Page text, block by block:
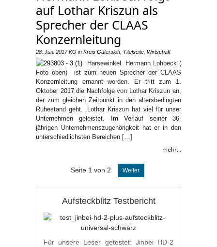
auf Lothar Kriszun als
Sprecher der CLAAS
Konzernleitung
28. Juni 2017 KO in Kreis Gütersloh Titelseite Wirtschaft
Harsewinkel. Hermann Lohbeck (
Foto oben) ist zum neuen Sprecher der CLAAS
Konzernleitung ernannt worden. Er tritt zum 1.
Oktober 2017 die Nachfolge von Lothar Kriszun an,
der zum gleichen Zeitpunkt in den altersbedingten
Ruhestand geht. „Lothar Kriszun hat viel für unser
Unternehmen geleistet. Im Verlauf seiner 36-
jährigen Unternehmenszugehörigkeit hat er in den
unterschiedlichsten Bereichen […]
mehr...
Seite 1 von 2 Weiter
Aufsteckblitz Testbericht
Für unsere Leser getestet: Jinbei HD-2